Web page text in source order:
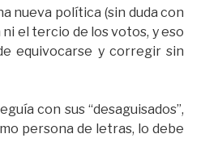
nueva política (sin duda con
el tercio de los votos, y eso
equivocarse y corregir sin
con sus “desaguisados”,
persona de letras, lo debe